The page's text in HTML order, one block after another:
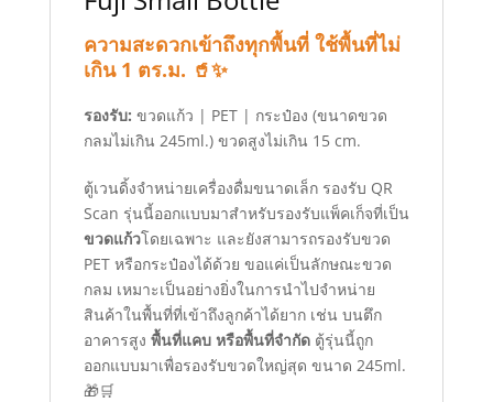
ความสะดวกเข้าถึงทุกพื้นที่ ใช้พื้นที่ไม่
เกิน 1 ตร.ม. 🥤✨
รองรับ: ขวดแก้ว | PET | กระป๋อง (ขนาดขวด
กลมไม่เกิน 245ml.) ขวดสูงไม่เกิน 15 cm.
ตู้เวนดิ้งจำหน่ายเครื่องดื่มขนาดเล็ก รองรับ QR
Scan รุ่นนี้ออกแบบมาสำหรับรองรับแพ็คเก็จที่เป็น
ขวดแก้วโดยเฉพาะ และยังสามารถรองรับขวด
PET หรือกระป๋องได้ด้วย ขอแค่เป็นลักษณะขวด
กลม เหมาะเป็นอย่างยิ่งในการนำไปจำหน่าย
สินค้าในพื้นที่ที่เข้าถึงลูกค้าได้ยาก เช่น บนตึก
อาคารสูง พื้นที่แคบ หรือพื้นที่จำกัดตู้รุ่นนี้ถูก
ออกแบบมาเพื่อรองรับขวดใหญ่สุด ขนาด 245ml.
🎁🛒